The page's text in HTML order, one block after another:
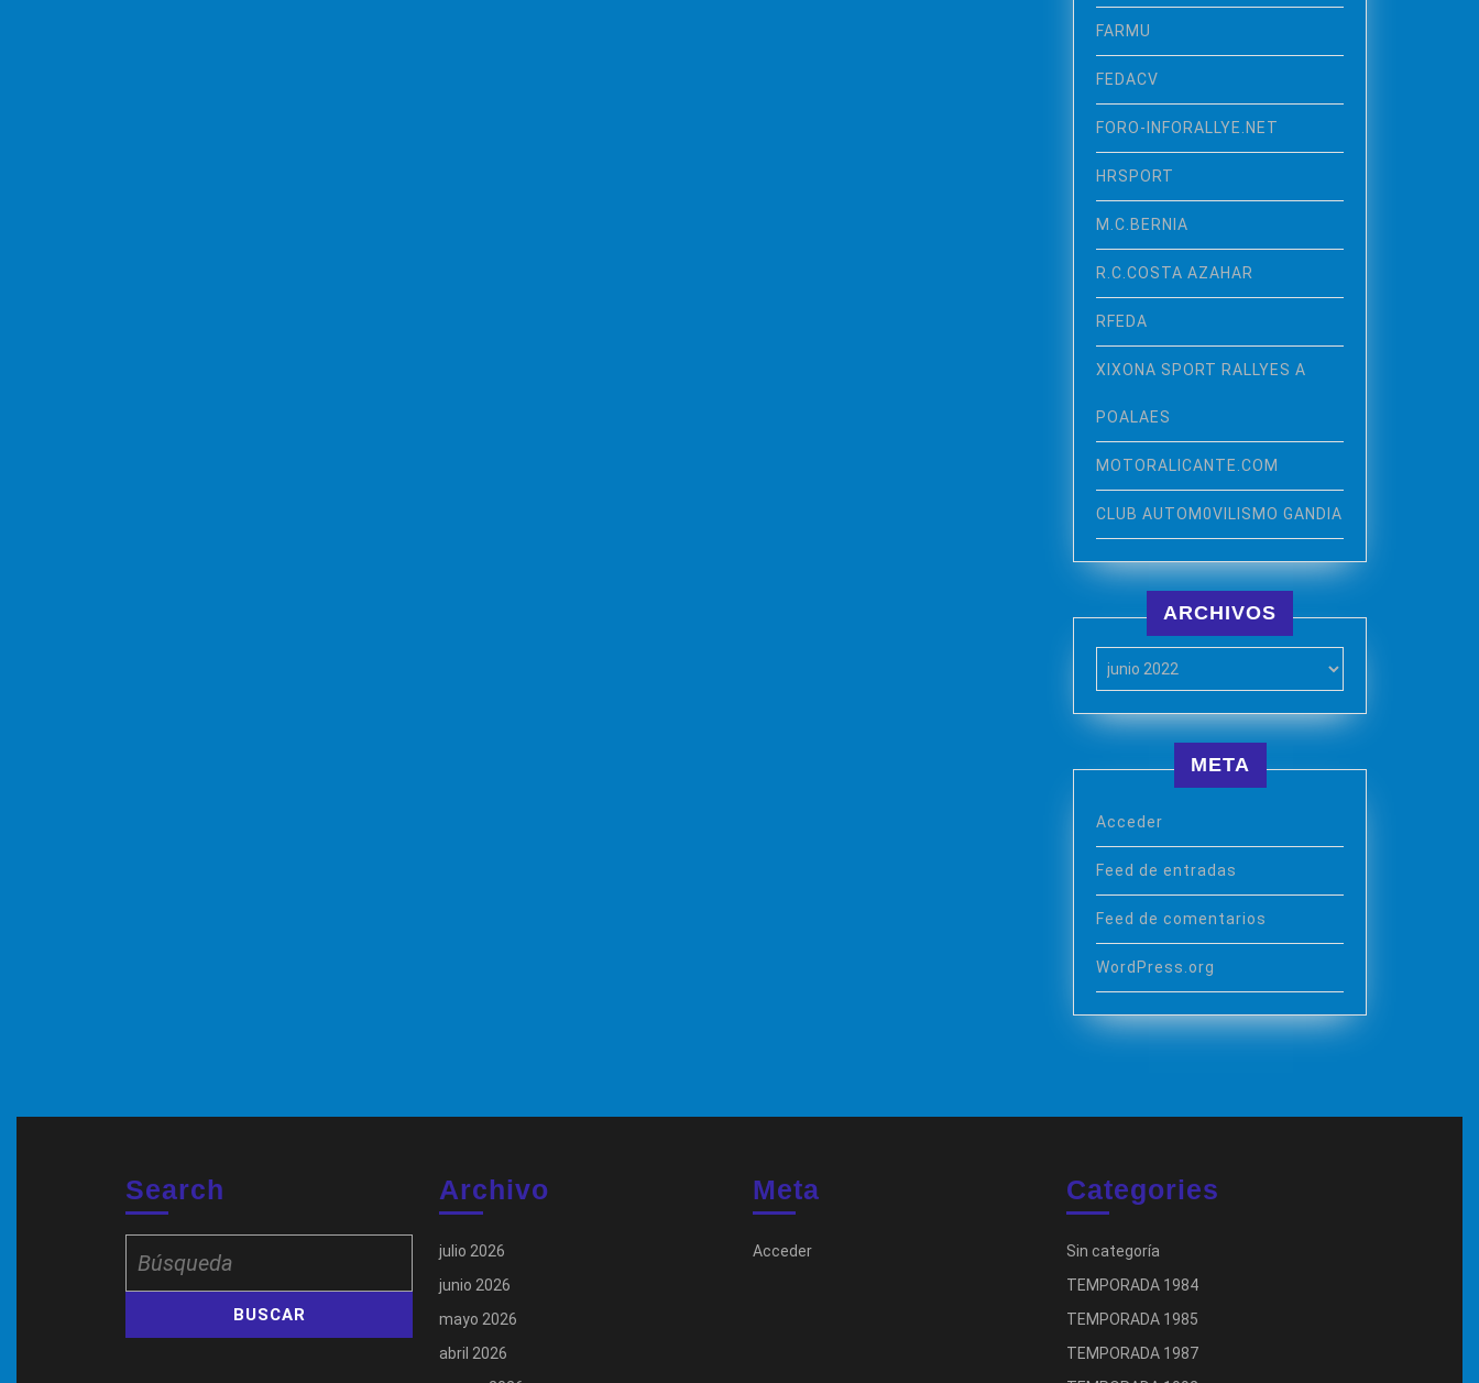
FARMU
FEDACV
FORO-INFORALLYE.NET
HRSPORT
M.C.BERNIA
R.C.COSTA AZAHAR
RFEDA
XIXONA SPORT RALLYES A
POALAES
MOTORALICANTE.COM
CLUB AUTOM0VILISMO GANDIA
ARCHIVOS
META
Acceder
Feed de entradas
Feed de comentarios
WordPress.org
Search Archivo
julio 2026
junio 2026
mayo 2026
abril 2026
Meta
Acceder
Categories
Sin categoría
TEMPORADA 1984
TEMPORADA 1985
TEMPORADA 1987